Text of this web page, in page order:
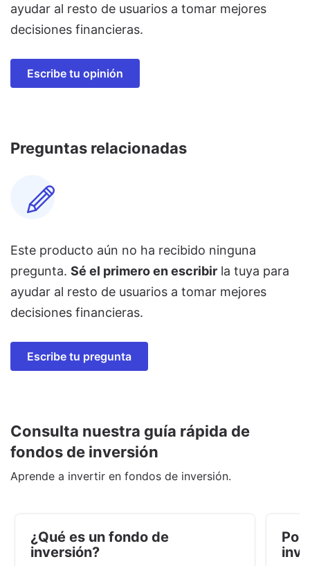
ayudar al resto de usuarios a tomar mejores
decisiones financieras.
Escribe tu opinión
Preguntas relacionadas
Este producto aún no ha recibido ninguna
pregunta. Sé el primero en escribir la tuya para
ayudar al resto de usuarios a tomar mejores
decisiones financieras.
Escribe tu pregunta
Consulta nuestra guía rápida de
fondos de inversión
Aprende a invertir en fondos de inversión.
¿Qué es un fondo de
inversión?
Por